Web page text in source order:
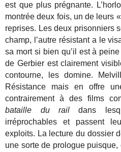
est que plus prégnante.
montrée deux fois, un de leurs
reprises. Les deux prisonniers
champ, l’autre résistant a le
sa mort si bien qu’il est à
de Gerbier est clairement
contourne, les domine.
Résistance mais en offre
contrairement à des films
bataille du raildans
irréprochables et passent
exploits. La lecture du dossier
une sorte de prologue